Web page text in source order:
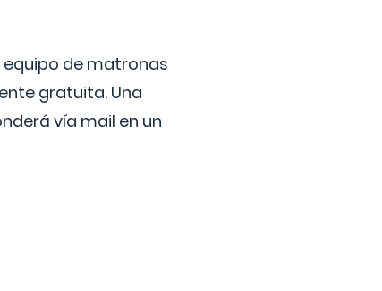
de matronas
gratuita. Una
vía mail en un